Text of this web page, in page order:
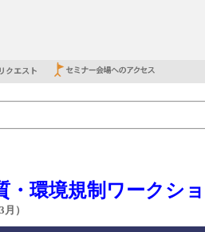
・環境規制ワークシ
）